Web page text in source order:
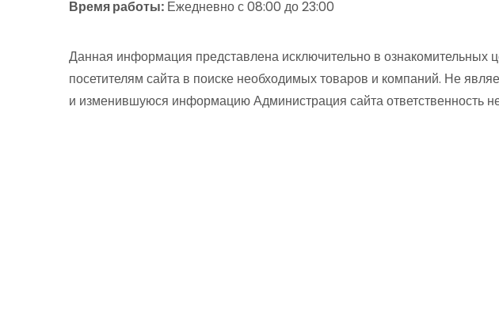
Время работы: Ежедневно с 08:00 до 23:00
Данная информация представлена исключительно в ознакомительных
посетителям сайта в поиске необходимых товаров и компаний. Не
и изменившуюся информацию Администрация сайта ответственность